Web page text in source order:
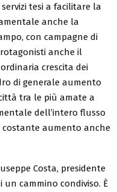
tesi a facilitare la
anche la
con campagne di
anche il
crescita dei
di generale aumento
tra le più amate a
dell’intero flusso
costante aumento anche
Costa, presidente
cammino condiviso. È